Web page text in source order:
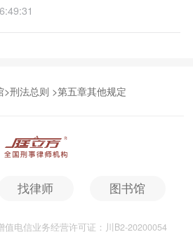
>刑法总则 >第五章其他规定
找律师 图书馆
值电信业务经营许可证：川B2-20200054